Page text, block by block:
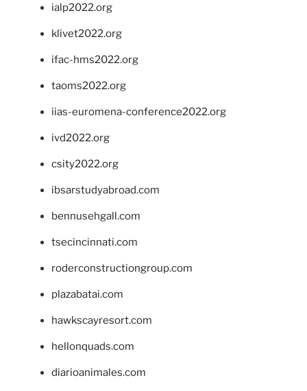
ialp2022.org
klivet2022.org
ifac-hms2022.org
taoms2022.org
iias-euromena-conference2022.org
ivd2022.org
csity2022.org
ibsarstudyabroad.com
bennusehgall.com
tsecincinnati.com
roderconstructiongroup.com
plazabatai.com
hawkscayresort.com
hellonquads.com
diarioanimales.com